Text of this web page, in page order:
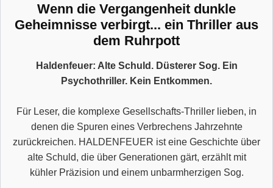
Wenn die Vergangenheit dunkle
Geheimnisse verbirgt... ein Thriller aus
dem Ruhrpott
Haldenfeuer: Alte Schuld. Düsterer Sog. Ein
Psychothriller. Kein Entkommen.
Für Leser, die komplexe Gesellschafts-Thriller lieben, in
denen die Spuren eines Verbrechens Jahrzehnte
zurückreichen. HALDENFEUER ist eine Geschichte über
alte Schuld, die über Generationen gärt, erzählt mit
kühler Präzision und einem unbarmherzigen Sog.